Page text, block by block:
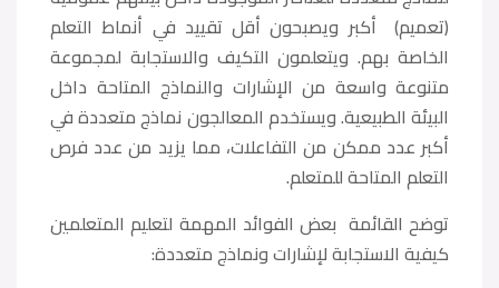
(تعميم) أكبر ويصبحون أقل تقييد في أنماط التعلم
الخاصة بهم. ويتعلمون التكيف والاستجابة لمجموعة
متنوعة واسعة من الإشارات والنماذج المتاحة داخل
البيئة الطبيعية. ويستخدم المعالجون نماذج متعددة في
أكبر عدد ممكن من التفاعلات، مما يزيد من عدد فرص
التعلم المتاحة للمتعلم.
توضح القائمة بعض الفوائد المهمة لتعليم المتعلمين
كيفية الاستجابة لإشارات ونماذج متعددة: